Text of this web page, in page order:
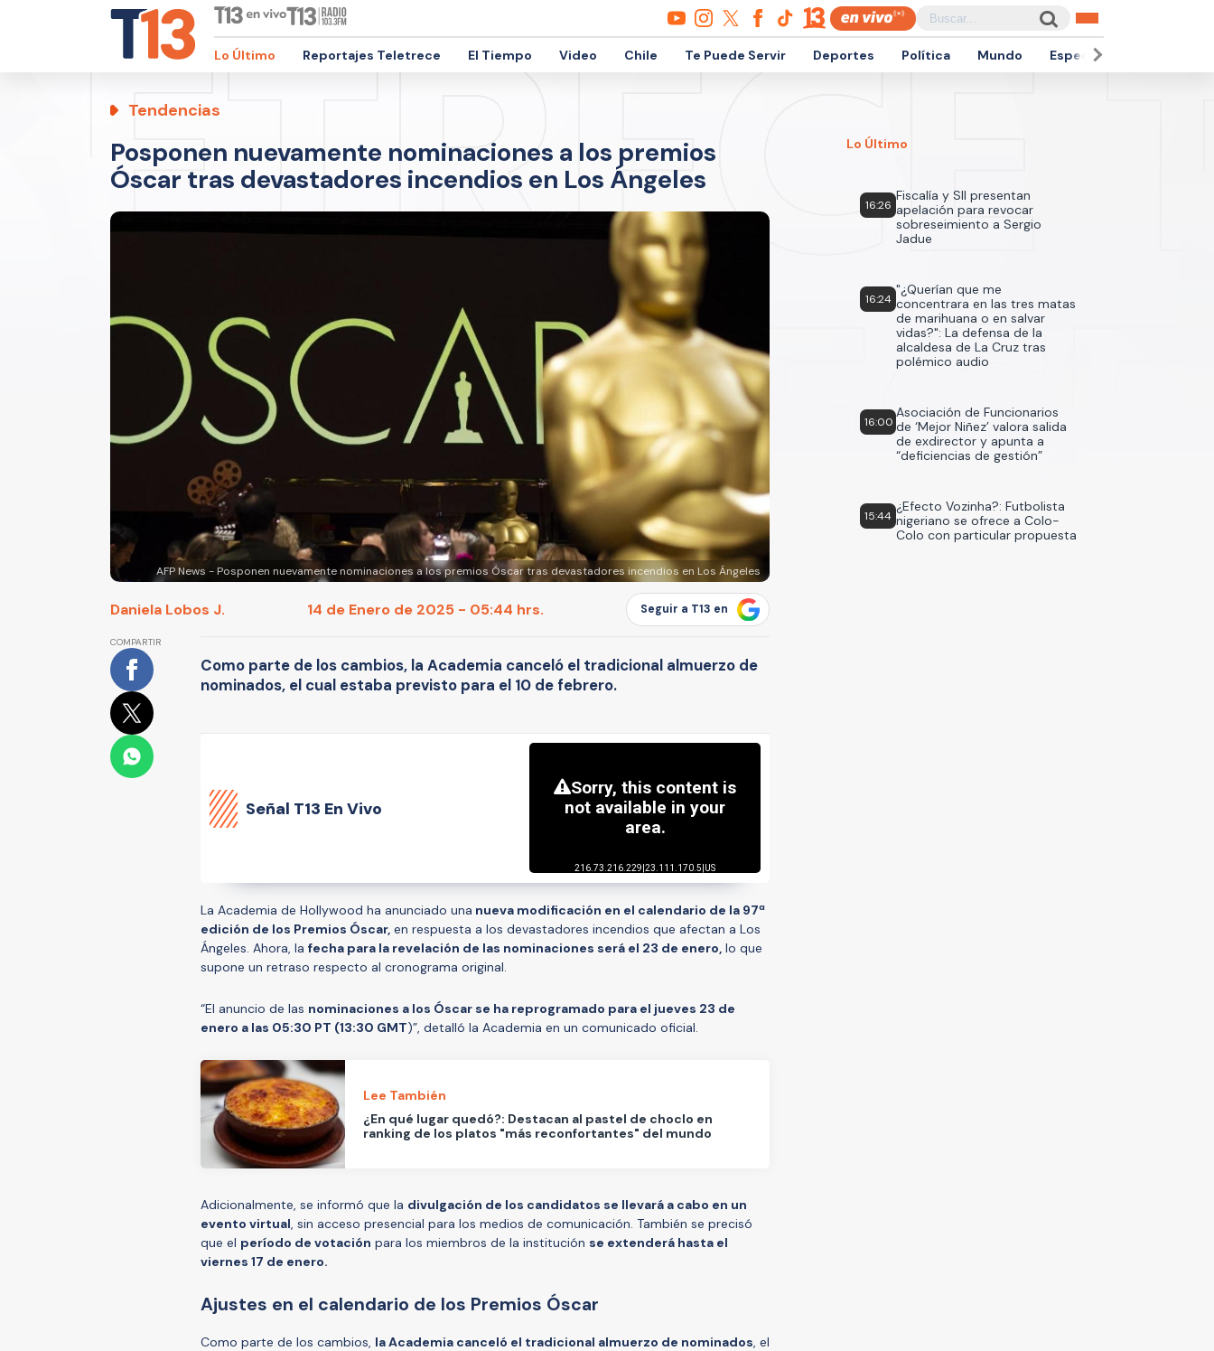
Lo Último Reportajes Teletrece El Tiempo Video Chile Te Puede Servir Deportes Política Mundo Espectáculos
Tendencias
Posponen nuevamente nominaciones a los premios
Óscar tras devastadores incendios en Los Ángeles
AFP News - Posponen nuevamente nominaciones a los premios Óscar tras devastadores incendios en Los Ángeles
Daniela Lobos J. 14 de Enero de 2025 - 05:44 hrs. Seguir a T13 en
COMPARTIR
Como parte de los cambios, la Academia canceló el tradicional almuerzo de
nominados, el cual estaba previsto para el 10 de febrero.
Señal T13 En Vivo
La Academia de Hollywood ha anunciado una nueva modificación en el calendario de la 97ª
edición de los Premios Óscar, en respuesta a los devastadores incendios que afectan a Los
Ángeles. Ahora, la fecha para la revelación de las nominaciones será el 23 de enero, lo que
supone un retraso respecto al cronograma original.
“El anuncio de las nominaciones a los Óscar se ha reprogramado para el jueves 23 de
enero a las 05:30 PT (13:30 GMT)”, detalló la Academia en un comunicado oficial.
Lee También
¿En qué lugar quedó?: Destacan al pastel de choclo en
ranking de los platos "más reconfortantes" del mundo
Adicionalmente, se informó que la divulgación de los candidatos se llevará a cabo en un
evento virtual, sin acceso presencial para los medios de comunicación. También se precisó
que el período de votación para los miembros de la institución se extenderá hasta el
viernes 17 de enero.
Ajustes en el calendario de los Premios Óscar
Como parte de los cambios, la Academia canceló el tradicional almuerzo de nominados, el
Lo Último
16:26
Fiscalía y SII presentan
apelación para revocar
sobreseimiento a Sergio
Jadue
16:24
"¿Querían que me
concentrara en las tres matas
de marihuana o en salvar
vidas?": La defensa de la
alcaldesa de La Cruz tras
polémico audio
16:00
Asociación de Funcionarios
de ‘Mejor Niñez’ valora salida
de exdirector y apunta a
“deficiencias de gestión”
15:44
¿Efecto Vozinha?: Futbolista
nigeriano se ofrece a Colo-
Colo con particular propuesta